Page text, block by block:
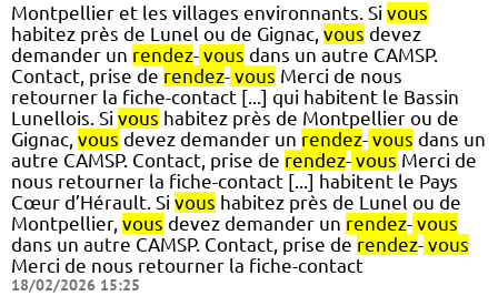
Montpellier et les villages environnants. Si vous
habitez près de Lunel ou de Gignac, vous devez
demander un rendez- vous dans un autre CAMSP.
Contact, prise de rendez- vous Merci de nous
retourner la fiche-contact [...] qui habitent le Bassin
Lunellois. Si vous habitez près de Montpellier ou de
Gignac, vous devez demander un rendez- vous dans un
autre CAMSP. Contact, prise de rendez- vous Merci de
nous retourner la fiche-contact [...] habitent le Pays
Cœur d’Hérault. Si vous habitez près de Lunel ou de
Montpellier, vous devez demander un rendez- vous
dans un autre CAMSP. Contact, prise de rendez- vous
Merci de nous retourner la fiche-contact
18/02/2026 15:25